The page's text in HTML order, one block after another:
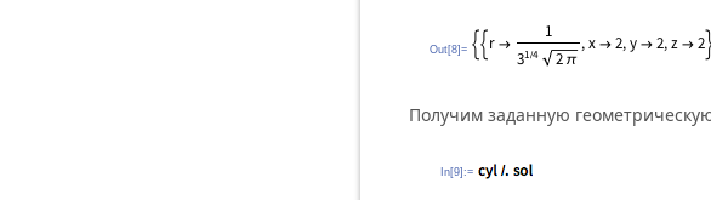
Out[8]=
Получим заданную
In[9]:=